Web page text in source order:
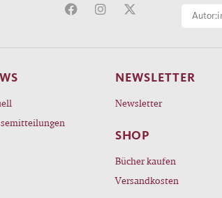
NEWSLETTER
Newsletter
SHOP
Bücher kaufen
Versandkosten